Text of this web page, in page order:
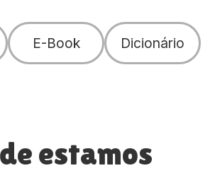
E-Book Dicionário
estamos